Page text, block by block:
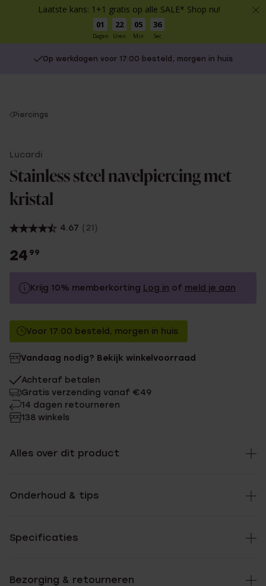
Laatste kans: 1+1 gratis op alle SALE* Shop nu!
01
Dagen
22
Uren
05
Min
35
Sec
Op werkdagen voor 17:00 besteld, morgen in huis
You
Piercings
Lucardi
Stainless steel navelpiercing met
kristal
4.67 (21)
24 99
Krijg 10% memberkorting Log in of meld je aan
Zonder memberkorting
Met memberkorting
Voor 17:00 besteld, morgen in huis
Vandaag nodig? Bekijk winkelvoorraad
Achteraf betalen
Gratis verzending vanaf €49
14 dagen retourneren
138 winkels
Alles over dit product
Onderhoud & tips
Specificaties
Bezorging & retourneren